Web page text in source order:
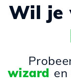
Wil je
wizard